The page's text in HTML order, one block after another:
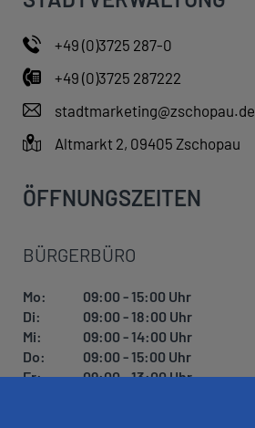
+49 (0)3725 287-0
+49 (0)3725 287222
stadtmarketing@zschopau.de
Altmarkt 2, 09405 Zschopau
ÖFFNUNGSZEITEN
BÜRGERBÜRO
Mo:
09:00 - 15:00 Uhr
Di:
09:00 - 18:00 Uhr
Mi:
09:00 - 14:00 Uhr
Do:
09:00 - 15:00 Uhr
Fr:
09:00 - 13:00 Uhr